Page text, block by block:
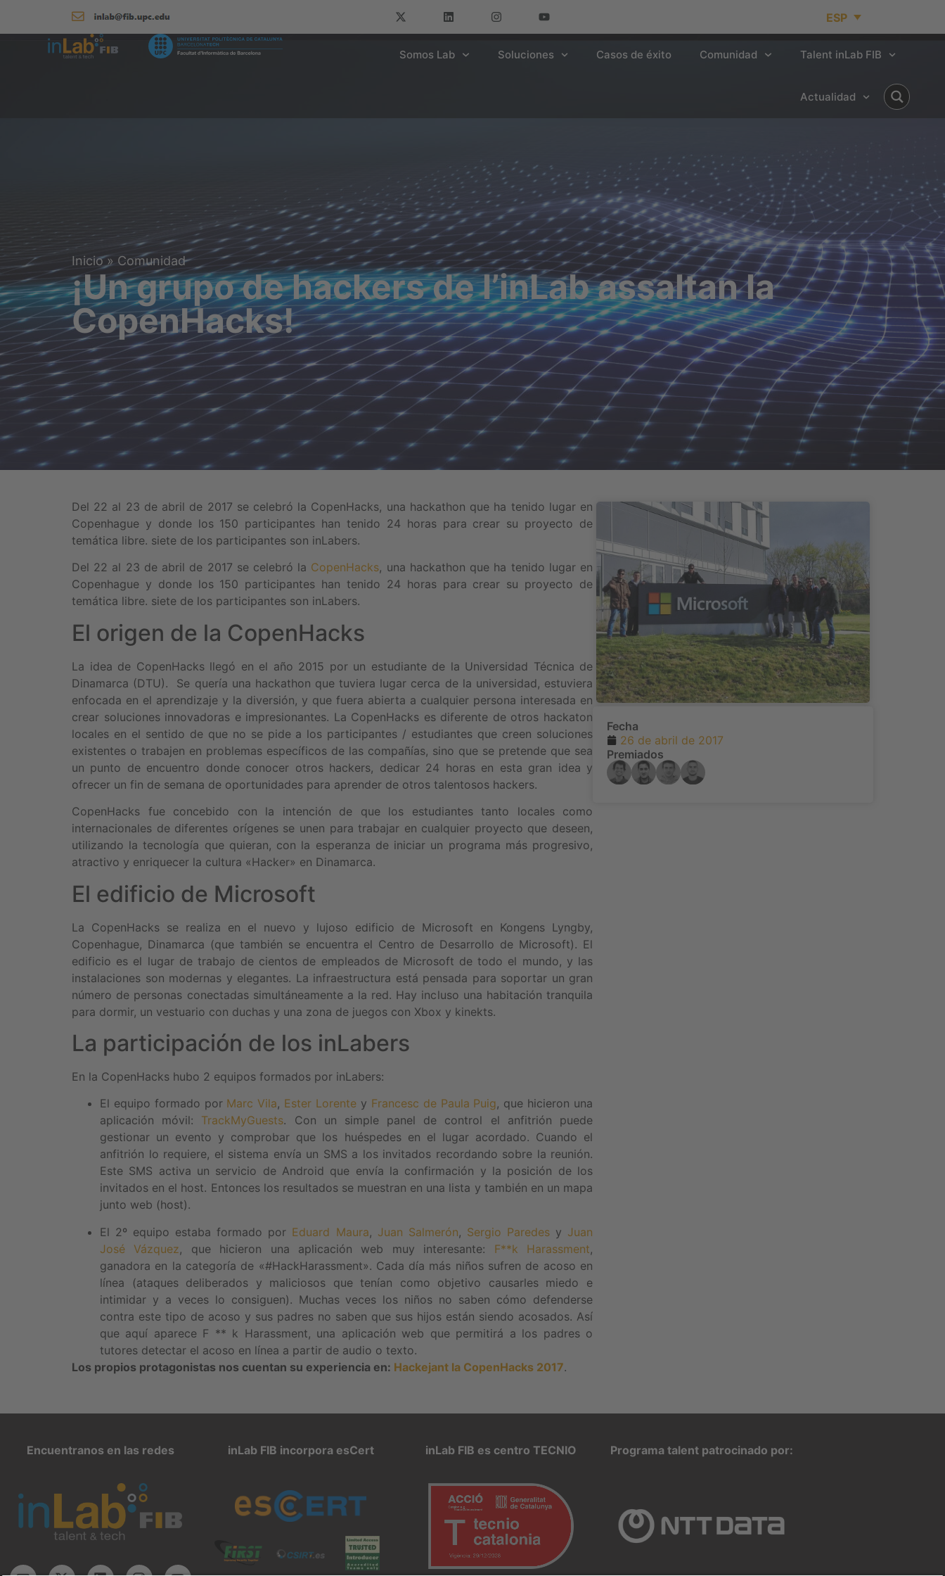
ESP
Somos Lab Soluciones Casos de éxito Comunidad Talent inLab FIB
Actualidad
Inicio» Comunidad
¡Un grupo de hackers de l’inLab assaltan la
CopenHacks!
Del 22 al 23 de abril de 2017 se celebró la CopenHacks, una hackathon que ha tenido lugar en
Copenhague y donde los 150 participantes han tenido 24 horas para crear su proyecto de
temática libre. siete de los participantes son inLabers.
Del 22 al 23 de abril de 2017 se celebró la CopenHacks, una hackathon que ha tenido lugar en
Copenhague y donde los 150 participantes han tenido 24 horas para crear su proyecto de
temática libre. siete de los participantes son inLabers.
El origen de la CopenHacks
La idea de CopenHacks llegó en el año 2015 por un estudiante de la Universidad Técnica de
Dinamarca (DTU). Se quería una hackathon que tuviera lugar cerca de la universidad, estuviera
enfocada en el aprendizaje y la diversión, y que fuera abierta a cualquier persona interesada en
crear soluciones innovadoras e impresionantes. La CopenHacks es diferente de otros hackaton
locales en el sentido de que no se pide a los participantes / estudiantes que creen soluciones
existentes o trabajen en problemas específicos de las compañías, sino que se pretende que sea
un punto de encuentro donde conocer otros hackers, dedicar 24 horas en esta gran idea y
ofrecer un fin de semana de oportunidades para aprender de otros talentosos hackers.
CopenHacks fue concebido con la intención de que los estudiantes tanto locales como
internacionales de diferentes orígenes se unen para trabajar en cualquier proyecto que deseen,
utilizando la tecnología que quieran, con la esperanza de iniciar un programa más progresivo,
atractivo y enriquecer la cultura «Hacker» en Dinamarca.
El edificio de Microsoft
La CopenHacks se realiza en el nuevo y lujoso edificio de Microsoft en Kongens Lyngby,
Copenhague, Dinamarca (que también se encuentra el Centro de Desarrollo de Microsoft). El
edificio es el lugar de trabajo de cientos de empleados de Microsoft de todo el mundo, y las
instalaciones son modernas y elegantes. La infraestructura está pensada para soportar un gran
número de personas conectadas simultáneamente a la red. Hay incluso una habitación tranquila
para dormir, un vestuario con duchas y una zona de juegos con Xbox y kinekts.
La participación de los inLabers
En la CopenHacks hubo 2 equipos formados por inLabers:
El equipo formado por Marc Vila, Ester Lorente y Francesc de Paula Puig, que hicieron una
aplicación móvil: TrackMyGuests. Con un simple panel de control el anfitrión puede
gestionar un evento y comprobar que los huéspedes en el lugar acordado. Cuando el
anfitrión lo requiere, el sistema envía un SMS a los invitados recordando sobre la reunión.
Este SMS activa un servicio de Android que envía la confirmación y la posición de los
invitados en el host. Entonces los resultados se muestran en una lista y también en un mapa
junto web (host).
El 2º equipo estaba formado por Eduard Maura, Juan Salmerón, Sergio Paredesy Juan
José Vázquez, que hicieron una aplicación web muy interesante: F**k Harassment,
ganadora en la categoría de «#HackHarassment». Cada día más niños sufren de acoso en
línea (ataques deliberados y maliciosos que tenían como objetivo causarles miedo e
intimidar y a veces lo consiguen). Muchas veces los niños no saben cómo defenderse
contra este tipo de acoso y sus padres no saben que sus hijos están siendo acosados. Así
que aquí aparece F ** k Harassment, una aplicación web que permitirá a los padres o
tutores detectar el acoso en línea a partir de audio o texto.
Los propios protagonistas nos cuentan su experiencia en: Hackejant la CopenHacks 2017.
Fecha
26 de abril de 2017
Premiados
Encuentranos en las redes inLab FIB incorpora esCert inLab FIB es centro TECNIO Programa talent patrocinado por: